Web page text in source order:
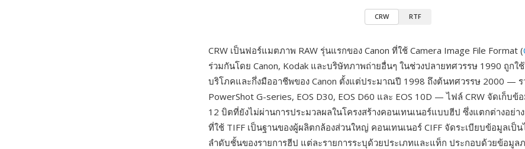
CRW RTF
CRW เป็นฟอร์แมตภาพ RAW รุ่นแรกของ Canon ที่ใช้ Camera Image File Format (
ร่วมกันโดย Canon, Kodak และบริษัทภาพถ่ายอื่นๆ ในช่วงปลายทศวรรษ 1990 ถูกใ
บริโภคและกึ่งมืออาชีพของ Canon ตั้งแต่ประมาณปี 1998 ถึงต้นทศวรรษ 2000 — ร
PowerShot G-series, EOS D30, EOS D60 และ EOS 10D — ไฟล์ CRW จัดเก็บข้
12 บิตที่ยังไม่ผ่านการประมวลผลในโครงสร้างคอนเทนเนอร์แบบฮีป ซึ่งแตกต่างอย่า
ที่ใช้ TIFF เป็นฐานของผู้ผลิตกล้องส่วนใหญ่ คอนเทนเนอร์ CIFF จัดระเบียบข้อมูลเป็
ลำดับชั้นของรายการฮีป แต่ละรายการระบุด้วยประเภทและแท็ก ประกอบด้วยข้อมูล